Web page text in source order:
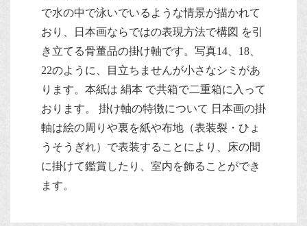
で水の中で泳いでいるような情景が描かれて
おり、日本画ならではの表現方法で構図 を引
き立てる骨董品の掛け軸です。写真14、18、
22のように、目立ちませんが小さなシミがあ
ります。本紙は 絹本 で共箱で二重箱に入って
おります。 掛け軸の特徴について 日本画の掛
軸は絵の周りや裏を紙や布地（表装裂・ひょ
うそうぎれ）で表装することにより、床の間
に掛けて鑑賞したり、室内を飾ることができ
ます。